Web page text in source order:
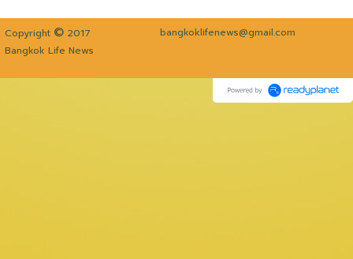
Copyright © 2017
bangkoklifenews@gmail.com
Bangkok Life News